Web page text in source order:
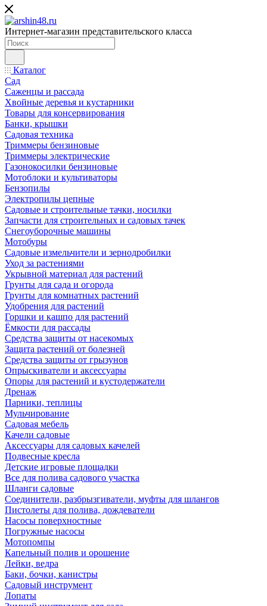
Интернет-магазин представительского класса
Каталог
Сад
Саженцы и рассада
Хвойные деревья и кустарники
Товары для консервирования
Банки, крышки
Садовая техника
Триммеры бензиновые
Триммеры электрические
Газонокосилки бензиновые
Мотоблоки и культиваторы
Бензопилы
Электропилы цепные
Садовые и строительные тачки, носилки
Запчасти для строительных и садовых тачек
Снегоуборочные машины
Мотобуры
Садовые измельчители и зернодробилки
Уход за растениями
Укрывной материал для растений
Грунты для сада и огорода
Грунты для комнатных растений
Удобрения для растений
Горшки и кашпо для растений
Ёмкости для рассады
Средства защиты от насекомых
Защита растений от болезней
Средства защиты от грызунов
Опрыскиватели и аксессуары
Опоры для растений и кустодержатели
Дренаж
Парники, теплицы
Мульчирование
Садовая мебель
Качели садовые
Аксессуары для садовых качелей
Подвесные кресла
Детские игровые площадки
Все для полива садового участка
Шланги садовые
Соединители, разбрызгиватели, муфты для шлангов
Пистолеты для полива, дождеватели
Насосы поверхностные
Погружные насосы
Мотопомпы
Капельный полив и орошение
Лейки, ведра
Баки, бочки, канистры
Садовый инструмент
Лопаты